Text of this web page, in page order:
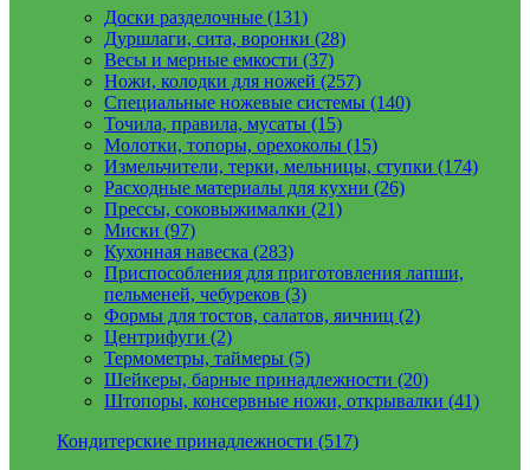
Доски разделочные (131)
Дуршлаги, сита, воронки (28)
Весы и мерные емкости (37)
Ножи, колодки для ножей (257)
Специальные ножевые системы (140)
Точила, правила, мусаты (15)
Молотки, топоры, орехоколы (15)
Измельчители, терки, мельницы, ступки (174)
Расходные материалы для кухни (26)
Прессы, соковыжималки (21)
Миски (97)
Кухонная навеска (283)
Приспособления для приготовления лапши,
пельменей, чебуреков (3)
Формы для тостов, салатов, яичниц (2)
Центрифуги (2)
Термометры, таймеры (5)
Шейкеры, барные принадлежности (20)
Штопоры, консервные ножи, открывалки (41)
Кондитерские принадлежности (517)